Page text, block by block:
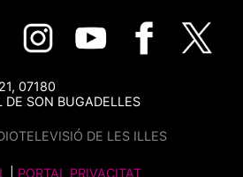
07180
DE SON BUGADELLES
DE LES ILLES
PORTAL PRIVACITAT